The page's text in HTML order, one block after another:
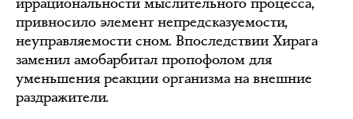
привносило элемент непредсказуемости,
неуправляемости сном. Впоследствии Хирага
заменил амобарбитал пропофолом для
уменьшения реакции организма на внешние
раздражители.